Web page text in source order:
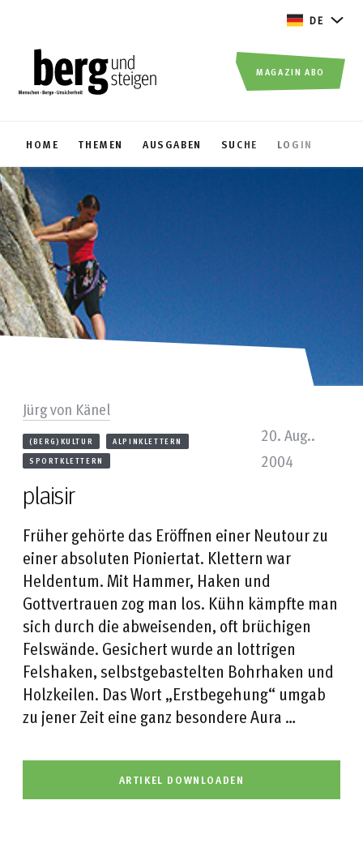
DE
HOME THEMEN AUSGABEN SUCHE LOGIN
MAGAZIN ABO
plaisir
(BERG)KULTUR
ALPINKLETTERN
SPORTKLETTERN
20. Aug..
2004
Jürg von Känel
Früher gehörte das Eröffnen einer Neutour zu
einer absoluten Pioniertat. Klettern war
Heldentum. Mit Hammer, Haken und
Gottvertrauen zog man los. Kühn kämpfte man
sich durch die abweisenden, oft brüchigen
Felswände. Gesichert wurde an lottrigen
Felshaken, selbstgebastelten Bohrhaken und
Holzkeilen. Das Wort „Erstbegehung“ umgab
zu jener Zeit eine ganz besondere Aura …
ARTIKEL DOWNLOADEN